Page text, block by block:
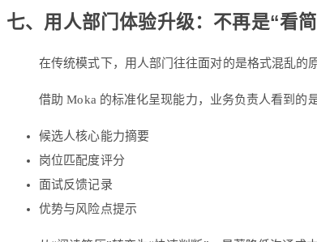
七、用人部门体验升级：不再是“看
在传统模式下，用人部门往往面对的是格式混乱的
借助 Moka 的标准化呈现能力，业务负责人看到的是
候选人核心能力摘要
岗位匹配度评分
面试反馈记录
优势与风险点提示